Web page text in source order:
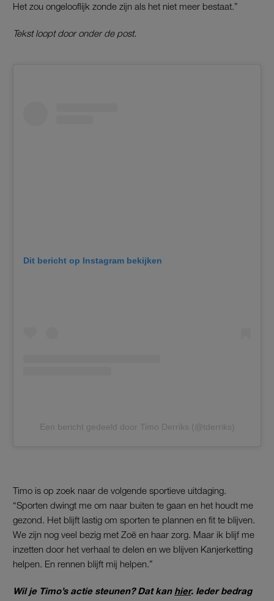
Het zou ongelooflijk zonde zijn als het niet meer bestaat.”
Tekst loopt door onder de post.
Dit bericht op Instagram bekijken
Een bericht gedeeld door Timo Derriks (@tderriks)
Timo is op zoek naar de volgende sportieve uitdaging.
“Sporten dwingt me om naar buiten te gaan en het houdt me
gezond. Het blijft lastig om sporten te plannen en fit te blijven.
We zijn nog veel bezig met Zoë en haar zorg. Maar ik blijf me
inzetten door het verhaal te delen en we blijven Kanjerketting
helpen. En rennen blijft mij helpen.”
Wil je Timo’s actie steunen? Dat kan hier. Ieder bedrag